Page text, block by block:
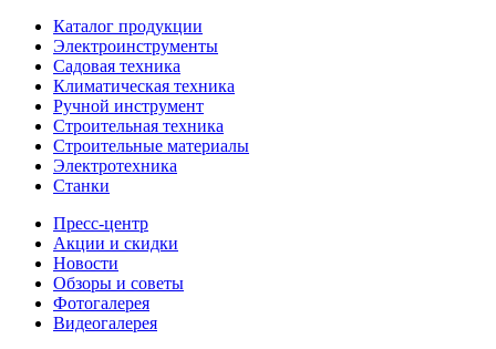
Каталог продукции
Электроинструменты
Садовая техника
Климатическая техника
Ручной инструмент
Строительная техника
Строительные материалы
Электротехника
Станки
Пресс-центр
Акции и скидки
Новости
Обзоры и советы
Фотогалерея
Видеогалерея